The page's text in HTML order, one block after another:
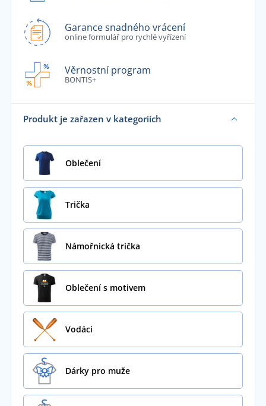
Garance snadného vrácení
online formulář pro rychlé vyřízení
Věrnostní program
BONTIS+
Produkt je zařazen v kategoriích
Oblečení
Trička
Námořnická trička
Oblečení s motivem
Vodáci
Dárky pro muže